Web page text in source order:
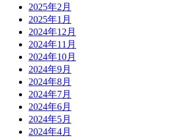
2025年2月
2025年1月
2024年12月
2024年11月
2024年10月
2024年9月
2024年8月
2024年7月
2024年6月
2024年5月
2024年4月